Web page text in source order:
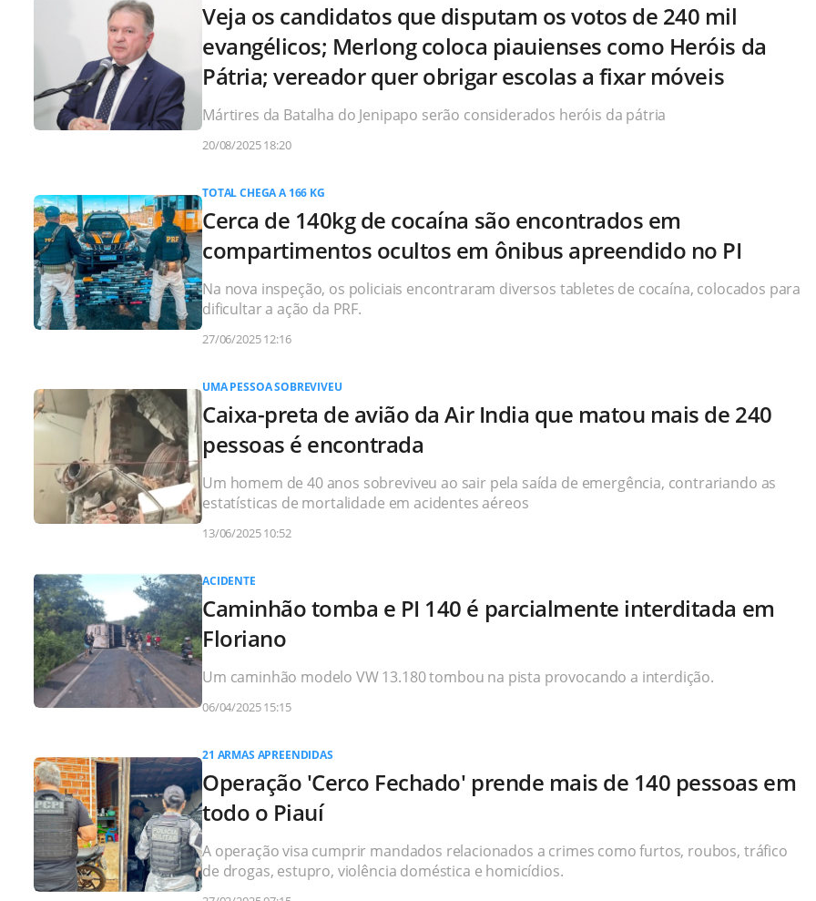
Veja os candidatos que disputam os votos de 240 mil
evangélicos; Merlong coloca piauienses como Heróis da
Pátria; vereador quer obrigar escolas a fixar móveis
Mártires da Batalha do Jenipapo serão considerados heróis da pátria
20/08/2025 18:20
TOTAL CHEGA A 166 KG
Cerca de 140kg de cocaína são encontrados em
compartimentos ocultos em ônibus apreendido no PI
Na nova inspeção, os policiais encontraram diversos tabletes de cocaína, colocados para
dificultar a ação da PRF.
27/06/2025 12:16
UMA PESSOA SOBREVIVEU
Caixa-preta de avião da Air India que matou mais de 240
pessoas é encontrada
Um homem de 40 anos sobreviveu ao sair pela saída de emergência, contrariando as
estatísticas de mortalidade em acidentes aéreos
13/06/2025 10:52
ACIDENTE
Caminhão tomba e PI 140 é parcialmente interditada em
Floriano
Um caminhão modelo VW 13.180 tombou na pista provocando a interdição.
06/04/2025 15:15
21 ARMAS APREENDIDAS
Operação 'Cerco Fechado' prende mais de 140 pessoas em
todo o Piauí
A operação visa cumprir mandados relacionados a crimes como furtos, roubos, tráfico
de drogas, estupro, violência doméstica e homicídios.